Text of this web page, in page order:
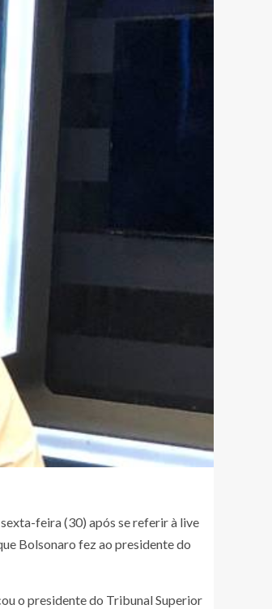
feira (30) após se referir à live
Bolsonaro fez ao presidente do
o presidente do Tribunal Superior